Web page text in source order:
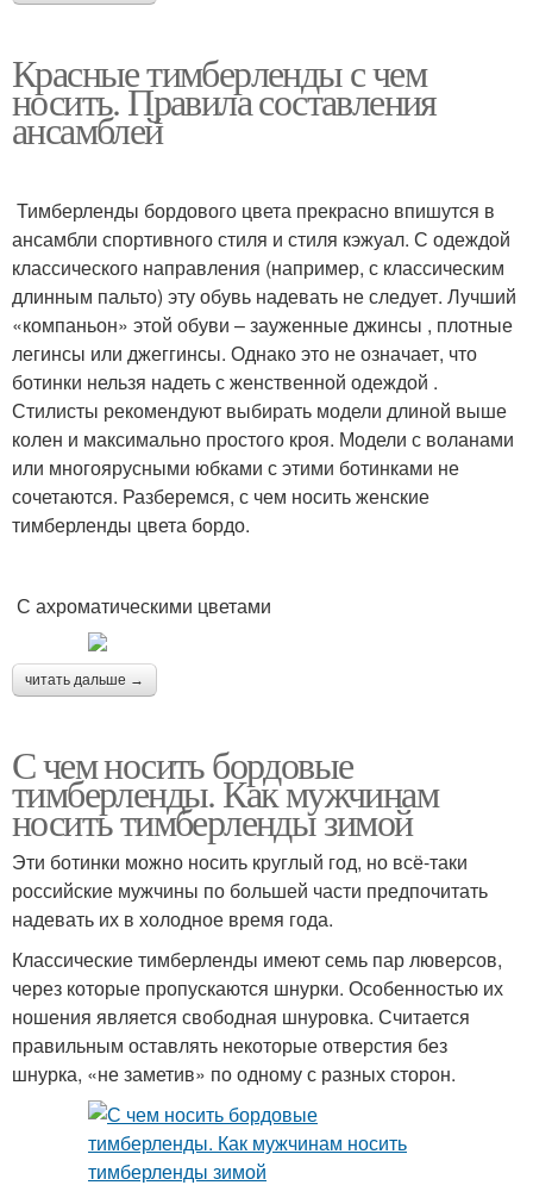
Красные тимберленды с чем
носить. Правила составления
ансамблей
Тимберленды бордового цвета прекрасно впишутся в
ансамбли спортивного стиля и стиля кэжуал. С одеждой
классического направления (например, с классическим
длинным пальто) эту обувь надевать не следует. Лучший
«компаньон» этой обуви – зауженные джинсы , плотные
легинсы или джеггинсы. Однако это не означает, что
ботинки нельзя надеть с женственной одеждой .
Стилисты рекомендуют выбирать модели длиной выше
колен и максимально простого кроя. Модели с воланами
или многоярусными юбками с этими ботинками не
сочетаются. Разберемся, с чем носить женские
тимберленды цвета бордо.
С ахроматическими цветами
читать дальше →
С чем носить бордовые
тимберленды. Как мужчинам
носить тимберленды зимой
Эти ботинки можно носить круглый год, но всё-таки
российские мужчины по большей части предпочитать
надевать их в холодное время года.
Классические тимберленды имеют семь пар люверсов,
через которые пропускаются шнурки. Особенностью их
ношения является свободная шнуровка. Считается
правильным оставлять некоторые отверстия без
шнурка, «не заметив» по одному с разных сторон.